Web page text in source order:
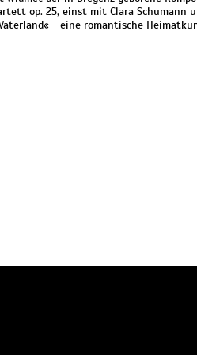
op. 25, einst mit Clara
- eine romantische